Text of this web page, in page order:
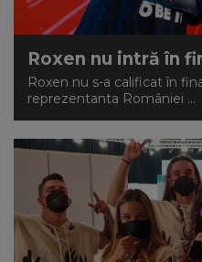
Roxen nu intră în
Roxen nu s-a calificat în
reprezentanta României ...